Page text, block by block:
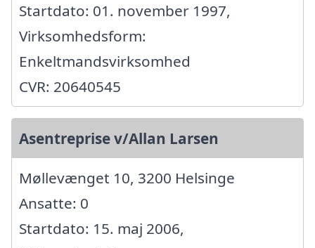
Startdato: 01. november 1997,
Virksomhedsform:
Enkeltmandsvirksomhed
CVR: 20640545
Asentreprise v/Allan Larsen
Møllevænget 10, 3200 Helsinge
Ansatte: 0
Startdato: 15. maj 2006,